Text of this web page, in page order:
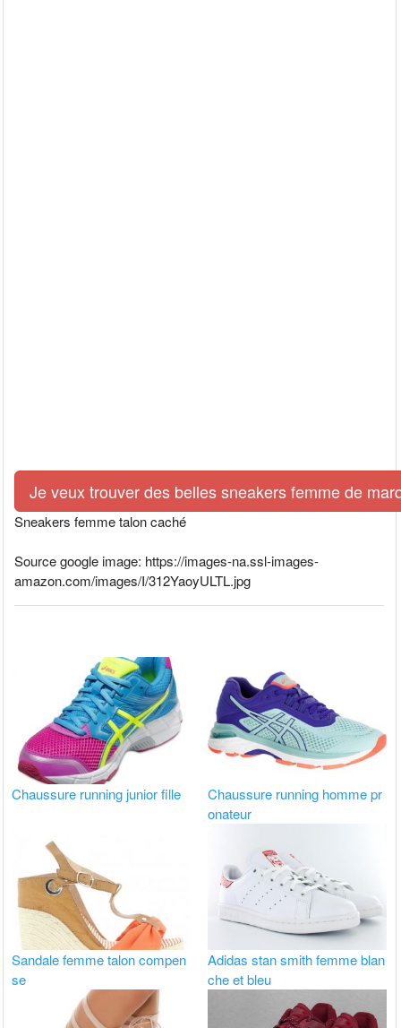
Je veux trouver des belles sneakers femme de
Sneakers femme talon caché
Source google image: https://images-na.ssl-images-
amazon.com/images/I/312YaoyULTL.jpg
Chaussure running junior fille
Chaussure running homme pr
onateur
Sandale femme talon compen
se
Adidas stan smith femme blan
che et bleu